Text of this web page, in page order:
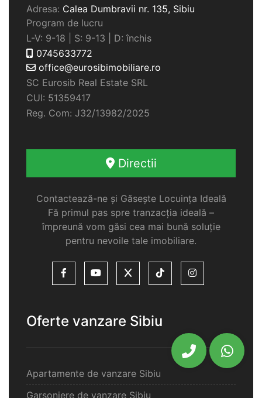
Adresa: Calea Dumbravii nr. 135, Sibiu
Program de lucru
L-V: 9-18 | S: 9-13 | D: închis
0745633772
office@eurosibimobiliare.ro
SC Eurosib Real Estate SRL
CUI: 51359417
Reg. Com: J32/13982/2025
Directii
Contactează-ne și Găsește Locuința Ideală
Fă primul pas spre tranzacția ideală –
împreună vom găsi cea mai bună soluție
pentru nevoile tale imobiliare.
Oferte vanzare Sibiu
Apartamente de vanzare Sibiu
Garsoniere de vanzare Sibiu